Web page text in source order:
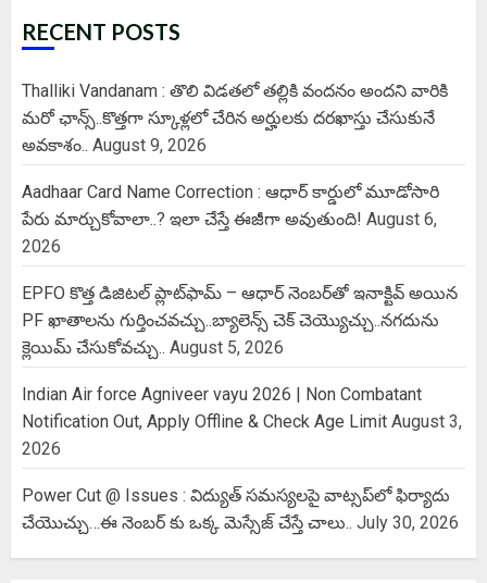
RECENT POSTS
Thalliki Vandanam : తొలి విడతలో తల్లికి వందనం అందని వారికి
మరో ఛాన్స్..కొత్తగా స్కూళ్లలో చేరిన అర్హులకు దరఖాస్తు చేసుకునే
అవకాశం.. August 9, 2026
Aadhaar Card Name Correction : ఆధార్ కార్డులో మూడోసారి
పేరు మార్చుకోవాలా..? ఇలా చేస్తే ఈజీగా అవుతుంది! August 6,
2026
EPFO కొత్త డిజిటల్ ప్లాట్‌ఫామ్‌ – ఆధార్ నెంబర్‌తో ఇనాక్టివ్ అయిన
PF ఖాతాలను గుర్తించవచ్చు..బ్యాలెన్స్ చెక్ చెయ్యొచ్చు..నగదును
క్లెయిమ్ చేసుకోవచ్చు.. August 5, 2026
Indian Air force Agniveer vayu 2026 | Non Combatant
Notification Out, Apply Offline & Check Age Limit August 3,
2026
Power Cut @ Issues : విద్యుత్ సమస్యలపై వాట్సప్‌లో ఫిర్యాదు
చేయొచ్చు…ఈ నెంబర్ కు ఒక్క మెస్సేజ్ చేస్తే చాలు.. July 30, 2026